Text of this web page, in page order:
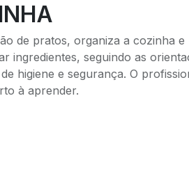
de pratos, organiza a cozinha e
ingredientes, seguindo as
higiene e segurança. O
à aprender.